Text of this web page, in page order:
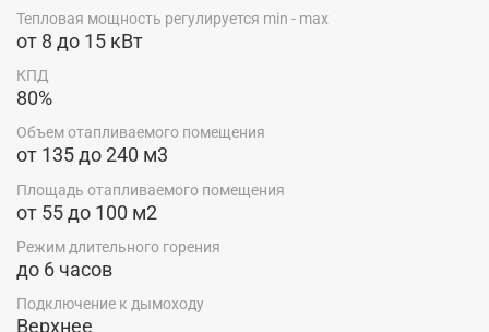
Тепловая мощность регулируется min - max
от 8 до 15 кВт
КПД
80%
Объем отапливаемого помещения
от 135 до 240 м3
Площадь отапливаемого помещения
от 55 до 100 м2
Режим длительного горения
до 6 часов
Подключение к дымоходу
Верхнее